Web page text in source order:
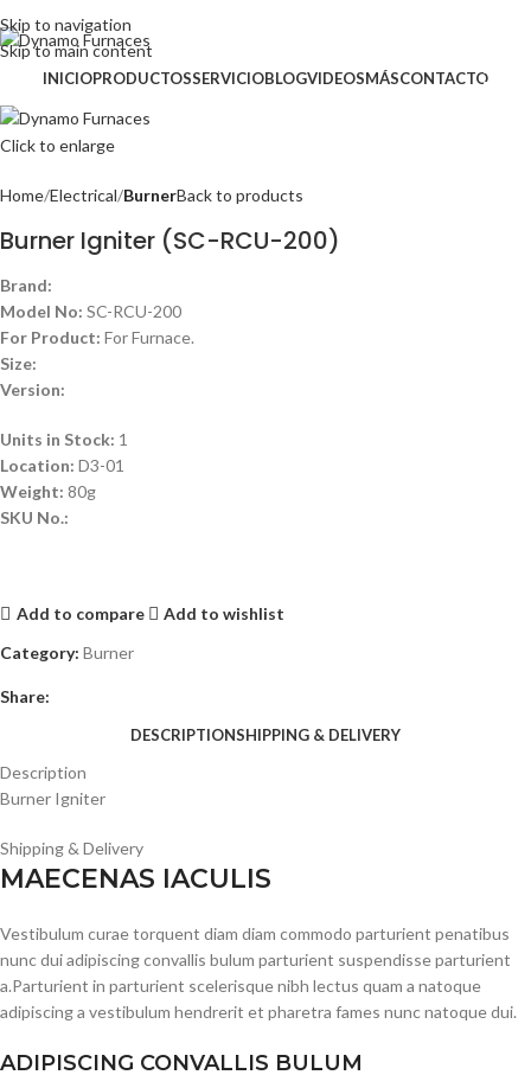
Skip to navigation
Skip to main content
INICIOPRODUCTOSSERVICIOBLOGVIDEOSMÁSCONTACTO
Click to enlarge
Home Electrical BurnerBack to products
Burner Igniter (SC-RCU-200)
Brand:
Model No: SC-RCU-200
For Product: For Furnace.
Size:
Version:
Units in Stock: 1
Location: D3-01
Weight: 80g
SKU No.:
Add to compare
Add to wishlist
Category: Burner
Share:
DESCRIPTIONSHIPPING & DELIVERY
Description
Burner Igniter
Shipping & Delivery
MAECENAS IACULIS
Vestibulum curae torquent diam diam commodo parturient penatibus
nunc dui adipiscing convallis bulum parturient suspendisse parturient
a.Parturient in parturient scelerisque nibh lectus quam a natoque
adipiscing a vestibulum hendrerit et pharetra fames nunc natoque dui.
ADIPISCING CONVALLIS BULUM